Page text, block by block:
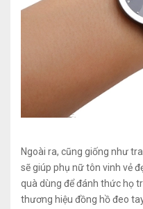
Ngoài ra, cũng giống như
sẽ giúp phụ nữ tôn vinh vẻ
quà dùng để đánh thức họ
thương hiệu đồng hồ đeo